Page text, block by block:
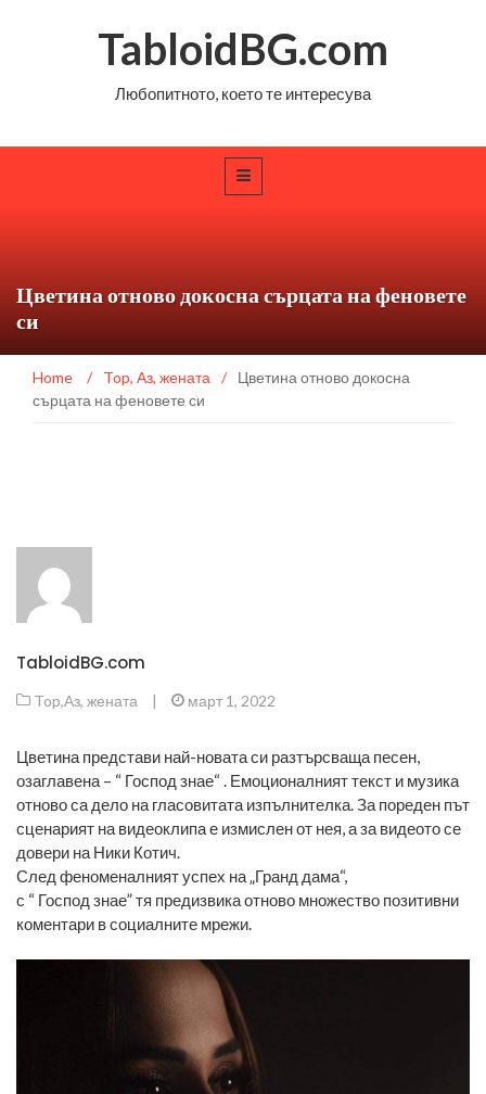
TabloidBG.com
Любопитното, което те интересува
Цветина отново докосна сърцата на феновете
си
Home / Top, Аз, жената /
Цветина отново докосна
сърцата на феновете си
TabloidBG.com
Top,Аз, жената | март 1, 2022
Цветина представи най-новата си разтърсваща песен,
озаглавена – “ Господ знае“ . Емоционалният текст и музика
отново са дело на гласовитата изпълнителка. За пореден път
сценарият на видеоклипа е измислен от нея, а за видеото се
довери на Ники Котич.
След феноменалният успех на „Гранд дама“,
с “ Господ знае” тя предизвика отново множество позитивни
коментари в социалните мрежи.